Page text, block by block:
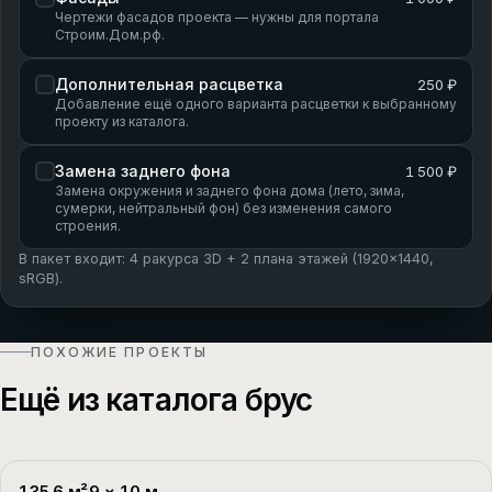
Чертежи фасадов проекта — нужны для портала
Строим.Дом.рф.
Дополнительная расцветка 250 ₽
Добавление ещё одного варианта расцветки к выбранному
проекту из каталога.
Замена заднего фона 1 500 ₽
Замена окружения и заднего фона дома (лето, зима,
сумерки, нейтральный фон) без изменения самого
строения.
В пакет входит: 4 ракурса 3D + 2 плана этажей (1920×1440,
sRGB).
ПОХОЖИЕ ПРОЕКТЫ
Ещё из каталога брус